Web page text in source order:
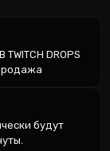
TWITCH DROPS
будут